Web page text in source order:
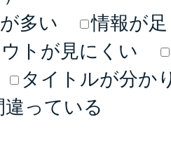
多い
情報が
トが見にくい
タイトルが分か
っている